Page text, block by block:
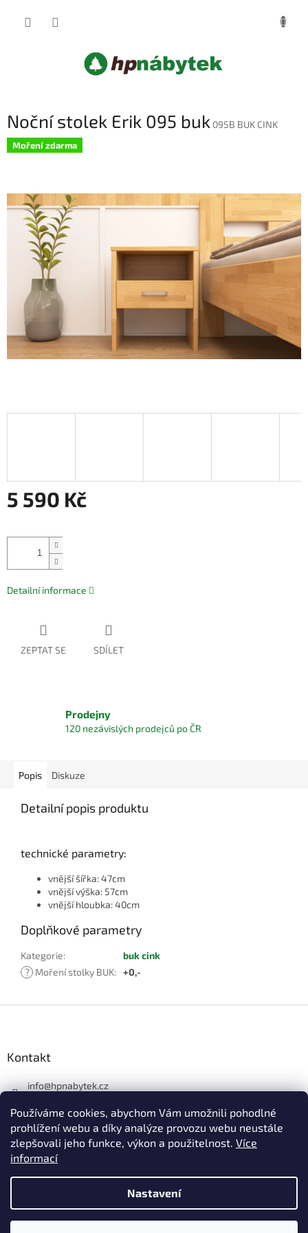
Používáme cookies, abychom Vám umožnili pohodlné
prohlížení webu a díky analýze provozu webu neustále
zlepšovali jeho funkce, výkon a použitelnost. Více
informací
Nastavení
Noční stolek Erik 095 buk 095B BUK CINK
Moření zdarma
5 590 Kč
cena:
Detailní informace
ZEPTAT SE SDÍLET
Prodejny
120 nezávislých prodejců po ČR
Popis Diskuze
Detailní popis produktu
technické parametry:
vnější šířka: 47cm
vnější výška: 57cm
vnější hloubka: 40cm
Doplňkové parametry
Kategorie:
buk cink
? Moření stolky BUK: +0,-
í
Kontakt
info@hpnabytek.cz
HP masiv nábytek
hpmasivnabytek
Vytvořil Shoptet